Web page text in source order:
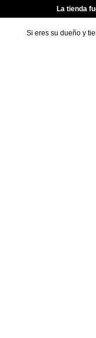
La tienda
Si eres su dueño y